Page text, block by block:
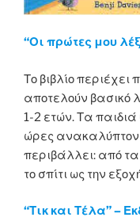
“Οι πρώτες μου
Το βιβλίο
αποτελούν βασικό
1-2 ετών. Τα
ώρες
περιβάλλει: από
το σπίτι ως την
“Τικ και Τέλα” –